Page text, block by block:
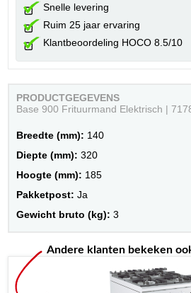
Snelle levering
Ruim 25 jaar ervaring
Klantbeoordeling HOCO 8.5/10
PRODUCTGEGEVENS
Base 900 Frituurmand Elektrisch |
Breedte (mm): 140
Diepte (mm): 320
Hoogte (mm): 185
Pakketpost: Ja
Gewicht bruto (kg): 3
Andere klanten bekeken